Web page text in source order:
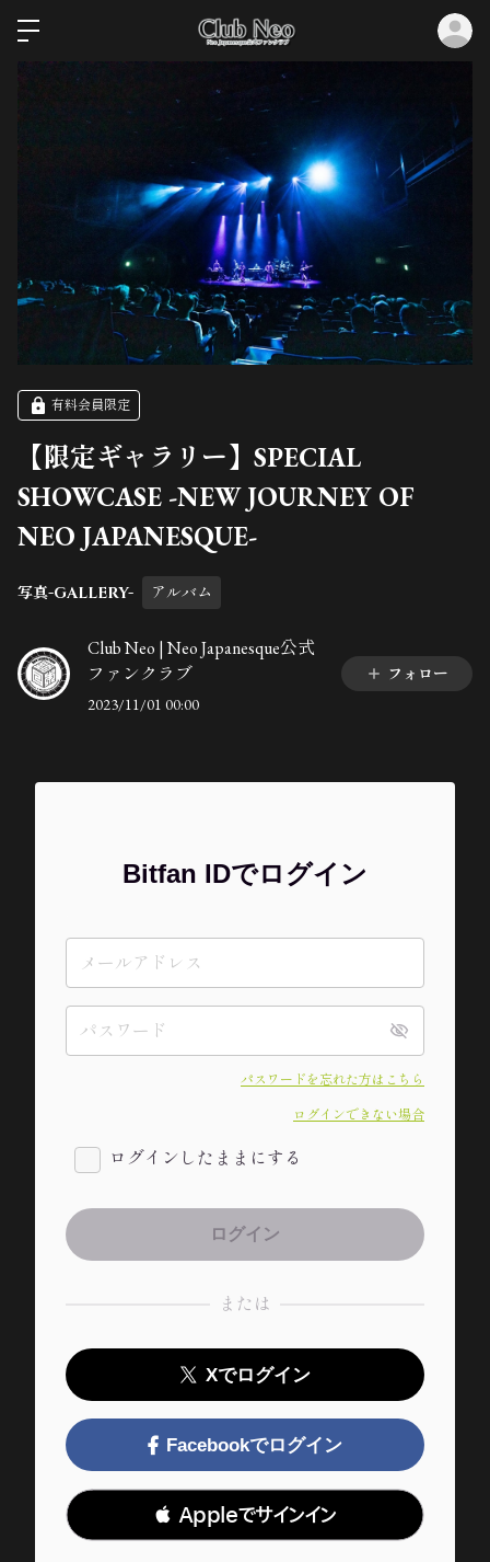
有料会員限定
【限定ギャラリー】SPECIAL
SHOWCASE -NEW JOURNEY OF
NEO JAPANESQUE-
写真-GALLERY- アルバム
Club Neo | Neo Japanesque公式
ファンクラブ
2023/11/01 00:00
フォロー
Bitfan IDでログイン
パスワードを忘れた方はこちら
ログインできない場合
ログインしたままにする
または
Xでログイン
Facebookでログイン
 Appleでサインイン